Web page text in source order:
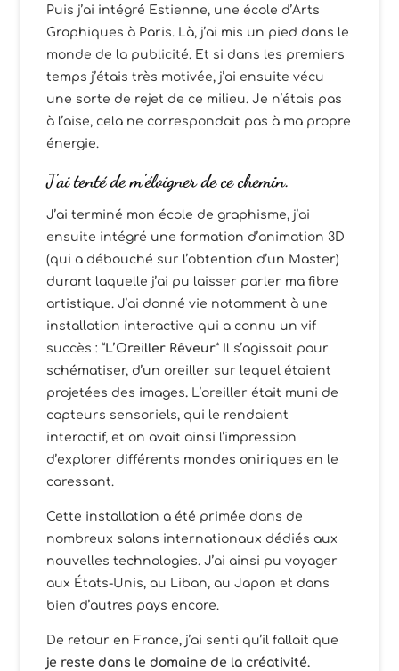
Puis j’ai intégré Estienne, une école d’Arts
Graphiques à Paris. Là, j’ai mis un pied dans le
monde de la publicité. Et si dans les premiers
temps j’étais très motivée, j’ai ensuite vécu
une sorte de rejet de ce milieu. Je n’étais pas
à l’aise, cela ne correspondait pas à ma propre
énergie.
J’ai tenté de m’éloigner de ce chemin.
J’ai terminé mon école de graphisme, j’ai
ensuite intégré une formation d’animation 3D
(qui a débouché sur l’obtention d’un Master)
durant laquelle j’ai pu laisser parler ma fibre
artistique. J’ai donné vie notamment à une
installation interactive qui a connu un vif
succès : “L’Oreiller Rêveur” Il s’agissait pour
schématiser, d’un oreiller sur lequel étaient
projetées des images. L’oreiller était muni de
capteurs sensoriels, qui le rendaient
interactif, et on avait ainsi l’impression
d’explorer différents mondes oniriques en le
caressant.
Cette installation a été primée dans de
nombreux salons internationaux dédiés aux
nouvelles technologies. J’ai ainsi pu voyager
aux États-Unis, au Liban, au Japon et dans
bien d’autres pays encore.
De retour en France, j’ai senti qu’il fallait que
je reste dans le domaine de la créativité.